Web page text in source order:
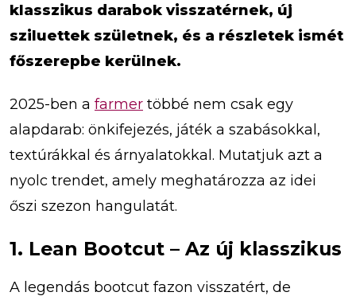
klasszikus darabok visszatérnek, új
sziluettek születnek, és a részletek ismét
főszerepbe kerülnek.
2025-ben a farmer többé nem csak egy
alapdarab: önkifejezés, játék a szabásokkal,
textúrákkal és árnyalatokkal. Mutatjuk azt a
nyolc trendet, amely meghatározza az idei
őszi szezon hangulatát.
1. Lean Bootcut – Az új klasszikus
A legendás bootcut fazon visszatért, de